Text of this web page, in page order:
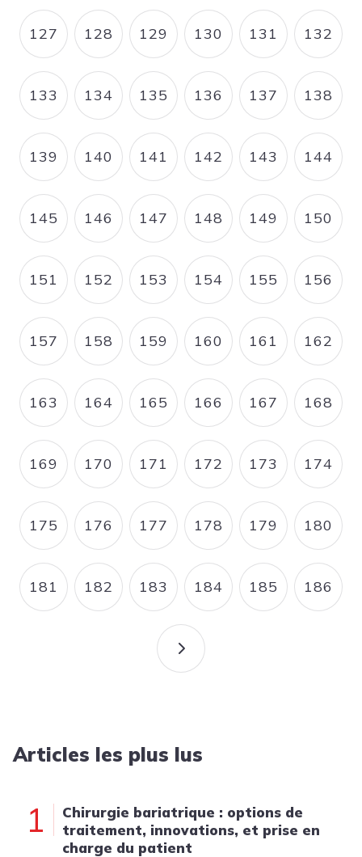
PAGE
127 PAGE
128 PAGE
129 PAGE
130 PAGE
131 PAGE
132
PAGE
133 PAGE
134 PAGE
135 PAGE
136 PAGE
137 PAGE
138
PAGE
139 PAGE
140 PAGE
141 PAGE
142 PAGE
143 PAGE
144
PAGE
145 PAGE
146 PAGE
147 PAGE
148 PAGE
149 PAGE
150
PAGE
151 PAGE
152 PAGE
153 PAGE
154 PAGE
155 PAGE
156
PAGE
157 PAGE
158 PAGE
159 PAGE
160 PAGE
161 PAGE
162
PAGE
163 PAGE
164 PAGE
165 PAGE
166 PAGE
167 PAGE
168
PAGE
169 PAGE
170 PAGE
171 PAGE
172 PAGE
173 PAGE
174
PAGE
175 PAGE
176 PAGE
177 PAGE
178 PAGE
179 PAGE
180
PAGE
181 PAGE
182 PAGE
183 PAGE
184 PAGE
185 PAGE
186
PAGE SUIVANTE
Articles les plus lus
1
Chirurgie bariatrique : options de
traitement, innovations, et prise en
charge du patient